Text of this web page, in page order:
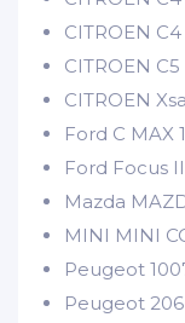
CITROEN
CITROEN
CITROEN
Ford C MAX
Ford Focus II
Mazda
MINI MINI
Peugeot
Peugeot 206